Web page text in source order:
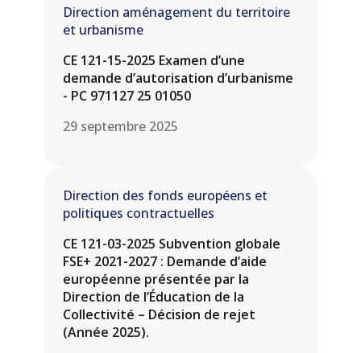
Direction aménagement du territoire
et urbanisme
CE 121-15-2025 Examen d’une
demande d’autorisation d’urbanisme
- PC 971127 25 01050
29 septembre 2025
Direction des fonds européens et
politiques contractuelles
CE 121-03-2025 Subvention globale
FSE+ 2021-2027 : Demande d’aide
européenne présentée par la
Direction de l’Éducation de la
Collectivité – Décision de rejet
(Année 2025).